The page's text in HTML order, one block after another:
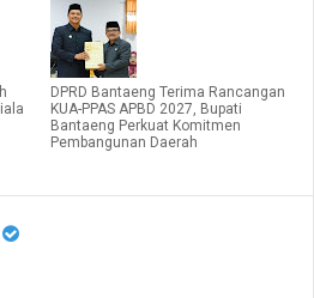
DPRD Bantaeng Terima Rancangan
KUA-PPAS APBD 2027, Bupati
Bantaeng Perkuat Komitmen
Pembangunan Daerah